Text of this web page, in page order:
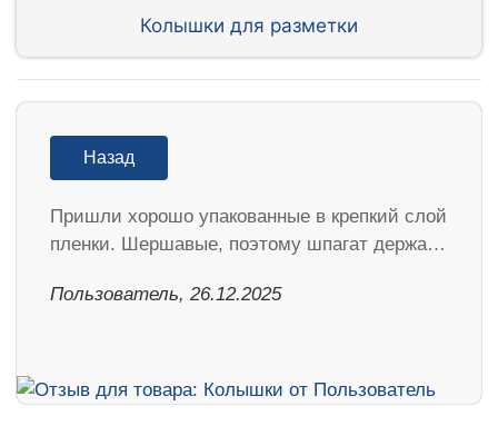
Колышки для разметки
Назад
Пришли хорошо упакованные в крепкий слой
пленки. Шершавые, поэтому шпагат держа…
Пользователь, 26.12.2025